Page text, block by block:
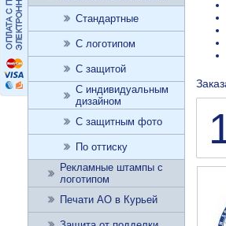
Стандартные
С логотипом
С защитой
С индивидуальным
дизайном
С защитным фото
По оттиску
Рекламные штампы с
логотипом
Печати АО в Курьей